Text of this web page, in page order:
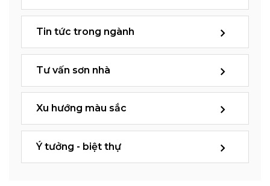
Tin tức trong ngành
Tư vấn sơn nhà
Xu hướng màu sắc
Ý tưởng - biệt thự